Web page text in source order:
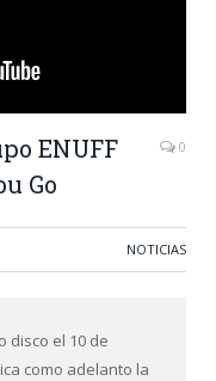
ENUFF
Go
0
NOTICIAS
disco el 10 de
como adelanto la